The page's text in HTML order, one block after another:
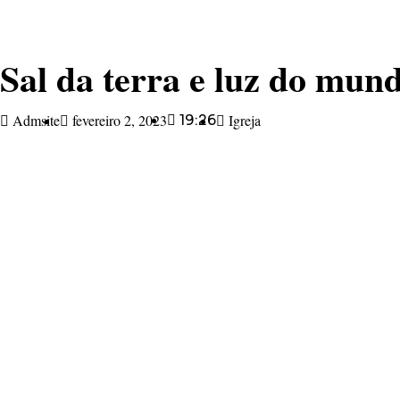
Sal da terra e luz do
Admsite fevereiro 2, 2023 19:26 Igreja